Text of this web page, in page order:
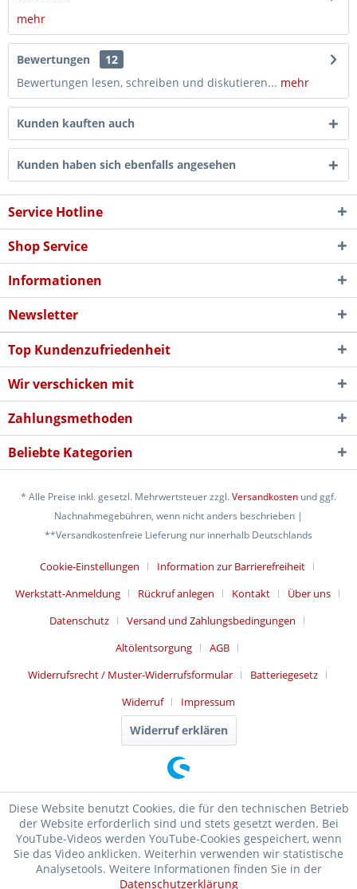
mehr
Bewertungen
12
Bewertungen lesen, schreiben und diskutieren... mehr
Kunden kauften auch
Kunden haben sich ebenfalls angesehen
Service Hotline
Shop Service
Informationen
Newsletter
Top Kundenzufriedenheit
Wir verschicken mit
Zahlungsmethoden
Beliebte Kategorien
* Alle Preise inkl. gesetzl. Mehrwertsteuer zzgl.Versandkosten und ggf.
Nachnahmegebühren, wenn nicht anders beschrieben |
**Versandkostenfreie Lieferung nur innerhalb Deutschlands
Cookie-Einstellungen
Information zur Barrierefreiheit
Werkstatt-Anmeldung
Rückruf anlegen Kontakt
Über uns
Datenschutz
Versand und Zahlungsbedingungen
Altölentsorgung
AGB
Widerrufsrecht / Muster-Widerrufsformular
Batteriegesetz
Widerruf
Impressum
Widerruf erklären
Diese Website benutzt Cookies, die für den technischen Betrieb
der Website erforderlich sind und stets gesetzt werden. Bei
YouTube-Videos werden YouTube-Cookies gespeichert, wenn
Sie das Video anklicken. Weiterhin verwenden wir statistische
Analysetools. Weitere Informationen finden Sie in der
Datenschutzerklärung